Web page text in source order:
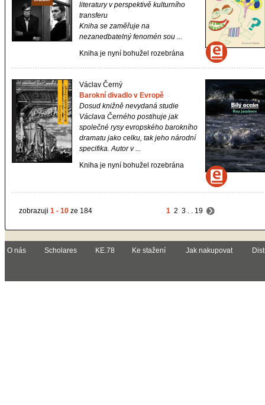
literatury v perspektivě kulturního
transferu
Kniha se zaměřuje na
nezanedbatelný fenomén sou ...
Kniha je nyní bohužel rozebrána
Václav Černý
Barokní divadlo v Evropě
Dosud knižně nevydaná studie
Václava Černého postihuje jak
společné rysy evropského barokního
dramatu jako celku, tak jeho národní
specifika. Autor v ...
Kniha je nyní bohužel rozebrána
zobrazuji 1 - 10 ze 184 1 2 3. . 19
O nás Scholares KE.78 Ke stažení Jak nakupovat